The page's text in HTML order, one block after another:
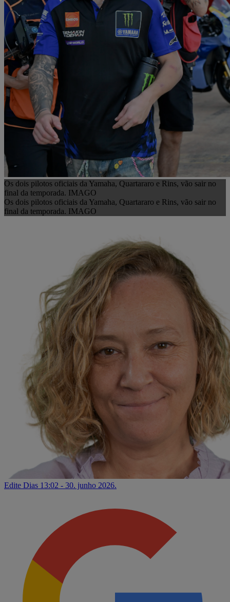
Os dois pilotos oficiais da Yamaha, Quartararo e Rins, vão sair no
final da temporada. IMAGO
Os dois pilotos oficiais da Yamaha, Quartararo e Rins, vão sair no
final da temporada. IMAGO
Edite Dias 13:02 - 30. junho 2026.